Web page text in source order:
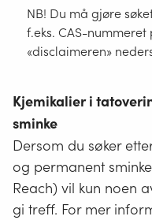
NB! Du må gjøre
f.eks. CAS-
«disclaimeren»
Kjemikalier i
sminke
Dersom du søker
og permanent
Reach) vil kun noen
gi treff. For mer